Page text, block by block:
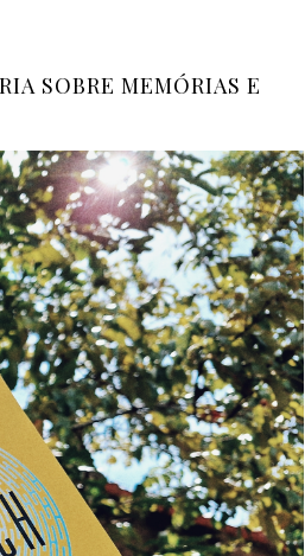
SOBRE MEMÓRIAS E